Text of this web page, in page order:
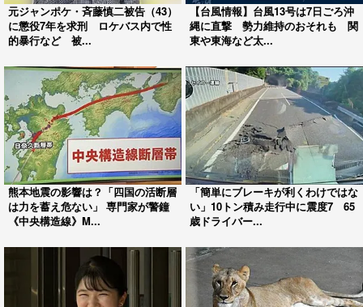
元ジャンポケ・斉藤慎二被告（43）
に懲役7年を求刑 ロケバス内で性
的暴行など 被...
【台風情報】台風13号は7日ごろ沖
縄に直撃 勢力維持のおそれも 関
東や東海など太...
熊本地震の影響は？「四国の活断層
は力を蓄え危ない」 専門家が警鐘
《中央構造線》M...
「簡単にブレーキが利くわけではな
い」10トン積み走行中に震度7 65
歳ドライバー...